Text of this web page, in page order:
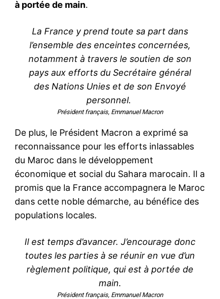
à portée de main.
La France y prend toute sa part dans
l’ensemble des enceintes concernées,
notamment à travers le soutien de son
pays aux efforts du Secrétaire général
des Nations Unies et de son Envoyé
personnel.
Président français, Emmanuel Macron
De plus, le Président Macron a exprimé sa
reconnaissance pour les efforts inlassables
du Maroc dans le développement
économique et social du Sahara marocain. Il a
promis que la France accompagnera le Maroc
dans cette noble démarche, au bénéfice des
populations locales.
Il est temps d’avancer. J’encourage donc
toutes les parties à se réunir en vue d’un
règlement politique, qui est à portée de
main.
Président français, Emmanuel Macron